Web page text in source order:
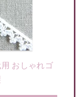
おしゃれゴ